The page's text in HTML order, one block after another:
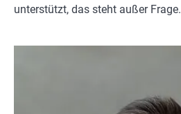
unterstützt, das steht außer Frage.